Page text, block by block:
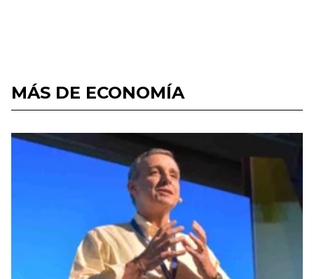
MÁS DE ECONOMÍA